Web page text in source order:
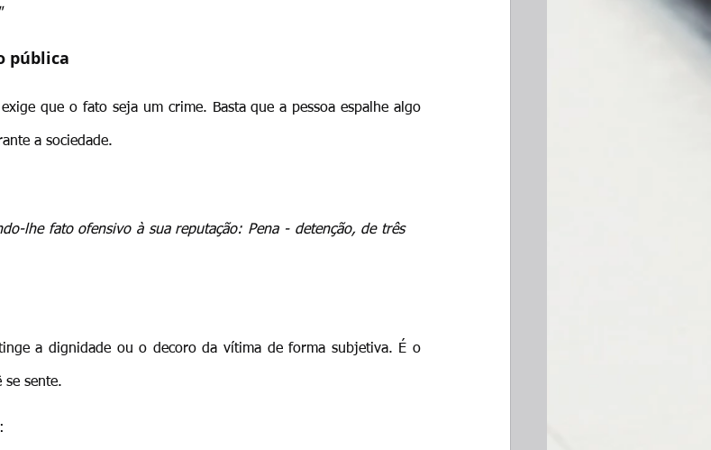
pública
que o fato seja um crime. Basta que a pessoa espalhe algo
a sociedade.
lhe fato ofensivo à sua reputação: Pena - detenção, de três
a dignidade ou o decoro da vítima de forma subjetiva. É o
se sente.